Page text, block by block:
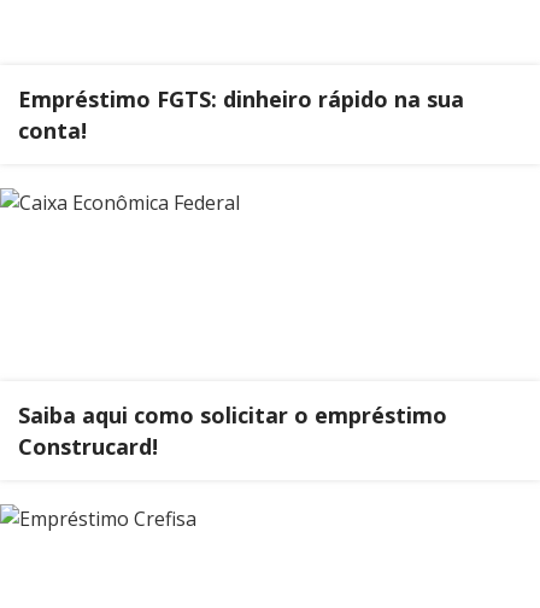
Empréstimo FGTS: dinheiro rápido na sua
conta!
Saiba aqui como solicitar o empréstimo
Construcard!